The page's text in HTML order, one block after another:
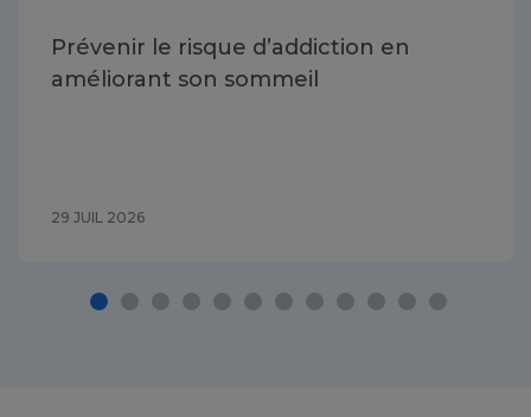
Prévenir le risque d’addiction en
améliorant son sommeil
29 JUIL 2026